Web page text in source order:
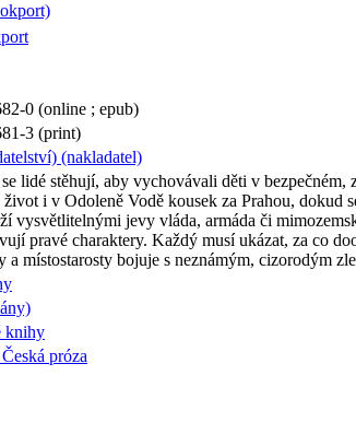
0 (online ; epub)
3 (print)
(nakladatel)
lidé stěhují, aby vychovávali děti v bezpečném,
i v Odoleně Vodě kousek za Prahou, dokud
vysvětlitelnými jevy vláda, armáda či
pravé charaktery. Každý musí ukázat, za co
a místostarosty bojuje s neznámým, cizorodým
knihy
próza